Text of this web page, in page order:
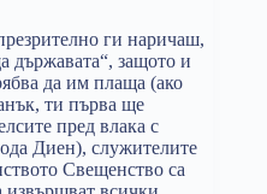
ги наричаш,
държавата“, защото и
да им плаща (ако
ти първа ще
пред влака с
Диен), служителите
Свещенство са